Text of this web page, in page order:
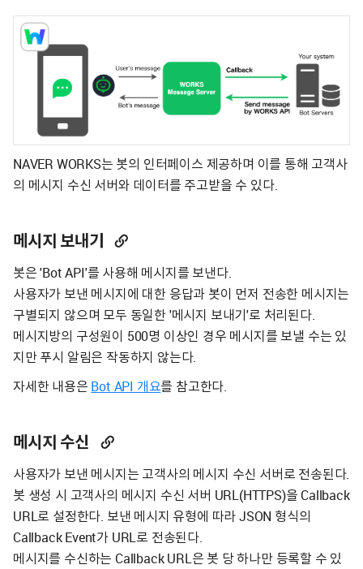
NAVER WORKS는 봇의 인터페이스 제공하며 이를 통해 고객사
의 메시지 수신 서버와 데이터를 주고받을 수 있다.
메시지 보내기
봇은 'Bot API'를 사용해 메시지를 보낸다.
사용자가 보낸 메시지에 대한 응답과 봇이 먼저 전송한 메시지는
구별되지 않으며 모두 동일한 '메시지 보내기'로 처리된다.
메시지방의 구성원이 500명 이상인 경우 메시지를 보낼 수는 있
지만 푸시 알림은 작동하지 않는다.
자세한 내용은 Bot API 개요를 참고한다.
메시지 수신
사용자가 보낸 메시지는 고객사의 메시지 수신 서버로 전송된다.
봇 생성 시 고객사의 메시지 수신 서버 URL(HTTPS)을 Callback
URL로 설정한다. 보낸 메시지 유형에 따라 JSON 형식의
Callback Event가 URL로 전송된다.
메시지를 수신하는 Callback URL은 봇 당 하나만 등록할 수 있